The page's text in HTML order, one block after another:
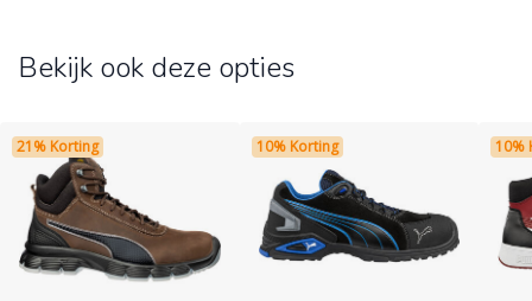
Bekijk ook deze opties
21% Korting 10% Korting 10%